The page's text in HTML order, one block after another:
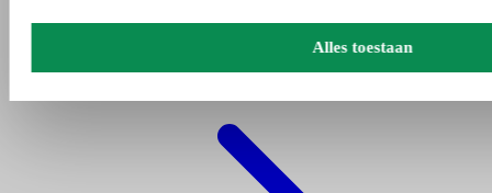
Alles toestaan